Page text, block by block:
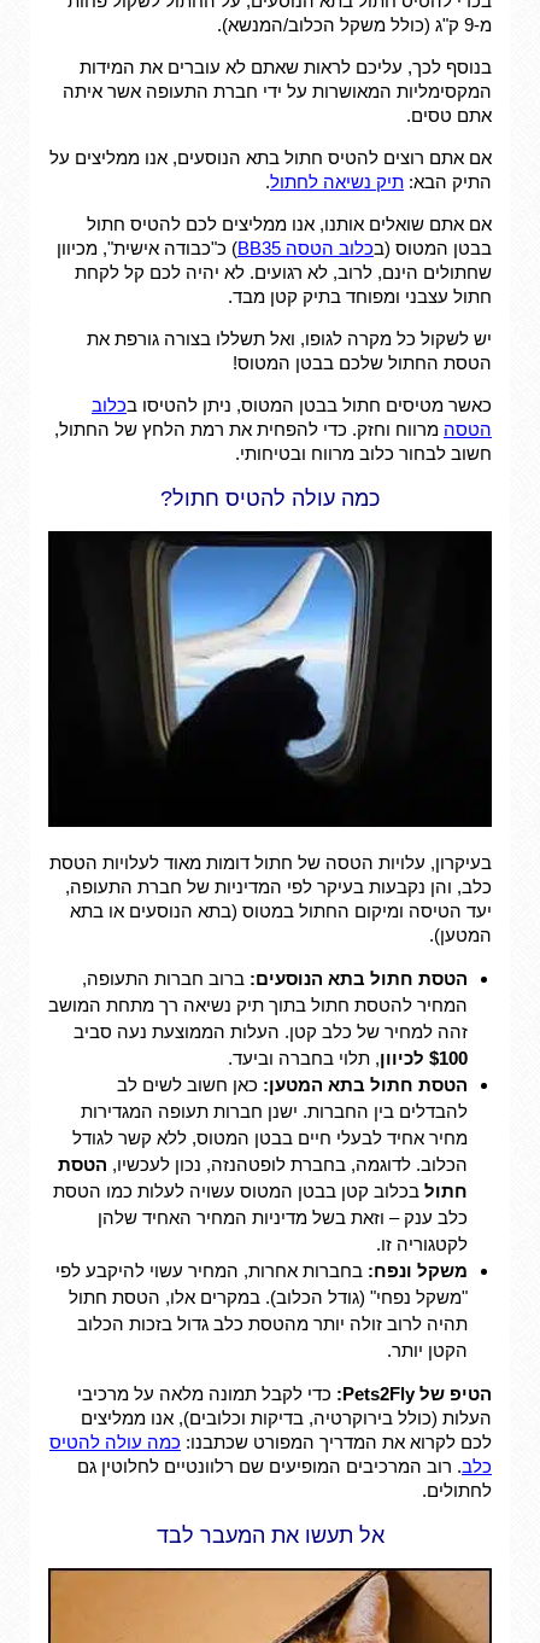
מ-9 ק"ג (כולל משקל הכלוב/המנשא).
בנוסף לכך, עליכם לראות שאתם לא עוברים את המידות
המקסימליות המאושרות על ידי חברת התעופה אשר איתה
אתם טסים.
אם אתם רוצים להטיס חתול בתא הנוסעים, אנו ממליצים על
התיק הבא: תיק נשיאה לחתול.
אם אתם שואלים אותנו, אנו ממליצים לכם להטיס חתול
בבטן המטוס (בכלוב הטסה BB35
) כ"כבודה אישית", מכיוון
שחתולים הינם, לרוב, לא רגועים. לא יהיה לכם קל לקחת
חתול עצבני ומפוחד בתיק קטן מבד.
יש לשקול כל מקרה לגופו, ואל תשללו בצורה גורפת את
הטסת החתול שלכם בבטן המטוס!
כאשר מטיסים חתול בבטן המטוס, ניתן להטיסו בכלוב
הטסה מרווח וחזק. כדי להפחית את רמת הלחץ של החתול,
חשוב לבחור כלוב מרווח ובטיחותי.
כמה עולה להטיס חתול?
בעיקרון, עלויות הטסה של חתול דומות מאוד לעלויות הטסת
כלב, והן נקבעות בעיקר לפי המדיניות של חברת התעופה,
יעד הטיסה ומיקום החתול במטוס (בתא הנוסעים או בתא
המטען).
הטסת חתול בתא הנוסעים: ברוב חברות התעופה,
המחיר להטסת חתול בתוך תיק נשיאה רך מתחת המושב
זהה למחיר של כלב קטן. העלות הממוצעת נעה סביב
$100 לכיוון
, תלוי בחברה וביעד.
הטסת חתול בתא המטען: כאן חשוב לשים לב
להבדלים בין החברות. ישנן חברות תעופה המגדירות
מחיר אחיד לבעלי חיים בבטן המטוס, ללא קשר לגודל
הכלוב. לדוגמה, בחברת לופטהנזה, נכון לעכשיו, הטסת
חתול בכלוב קטן בבטן המטוס עשויה לעלות כמו הטסת
כלב ענק – וזאת בשל מדיניות המחיר האחיד שלהן
לקטגוריה זו.
משקל ונפח: בחברות אחרות, המחיר עשוי להיקבע לפי
"משקל נפחי" (גודל הכלוב). במקרים אלו, הטסת חתול
תהיה לרוב זולה יותר מהטסת כלב גדול בזכות הכלוב
הקטן יותר.
הטיפ של Pets2Fly:
כדי לקבל תמונה מלאה על מרכיבי
העלות (כולל בירוקרטיה, בדיקות וכלובים), אנו ממליצים
לכם לקרוא את המדריך המפורט שכתבנו: כמה עולה להטיס
כלב. רוב המרכיבים המופיעים שם רלוונטיים לחלוטין גם
לחתולים.
אל תעשו את המעבר לבד